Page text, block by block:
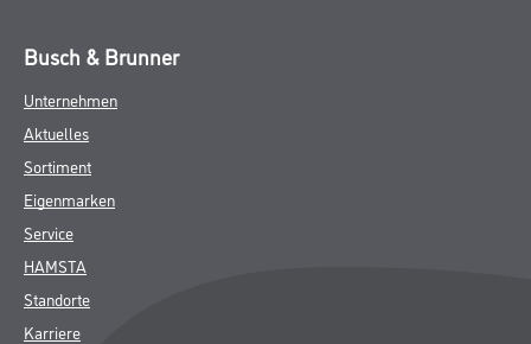
Busch & Brunner
Unternehmen
Aktuelles
Sortiment
Eigenmarken
Service
HAMSTA
Standorte
Karriere